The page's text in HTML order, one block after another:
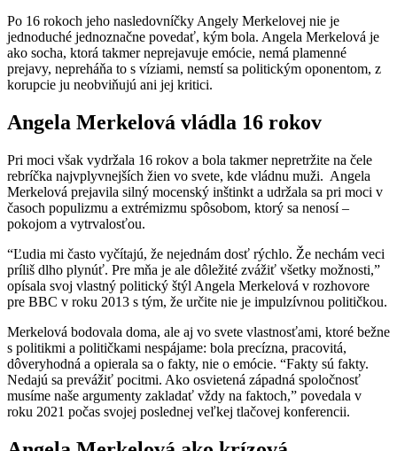
Po 16 rokoch jeho nasledovníčky Angely Merkelovej nie je
jednoduché jednoznačne povedať, kým bola. Angela Merkelová je
ako socha, ktorá takmer neprejavuje emócie, nemá plamenné
prejavy, nepreháňa to s víziami, nemstí sa politickým oponentom, z
korupcie ju neobviňujú ani jej kritici.
Angela Merkelová vládla 16 rokov
Pri moci však vydržala 16 rokov a bola takmer nepretržite na čele
rebríčka najvplyvnejších žien vo svete, kde vládnu muži. Angela
Merkelová prejavila silný mocenský inštinkt a udržala sa pri moci v
časoch populizmu a extrémizmu spôsobom, ktorý sa nenosí –
pokojom a vytrvalosťou.
“Ľudia mi často vyčítajú, že nejednám dosť rýchlo. Že nechám veci
príliš dlho plynúť. Pre mňa je ale dôležité zvážiť všetky možnosti,”
opísala svoj vlastný politický štýl Angela Merkelová v rozhovore
pre BBC v roku 2013 s tým, že určite nie je impulzívnou političkou.
Merkelová bodovala doma, ale aj vo svete vlastnosťami, ktoré bežne
s politikmi a političkami nespájame: bola precízna, pracovitá,
dôveryhodná a opierala sa o fakty, nie o emócie. “Fakty sú fakty.
Nedajú sa prevážiť pocitmi. Ako osvietená západná spoločnosť
musíme naše argumenty zakladať vždy na faktoch,” povedala v
roku 2021 počas svojej poslednej veľkej tlačovej konferencii.